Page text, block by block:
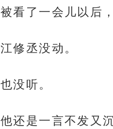
被看了一会儿以后
江修丞没动。
也没听。
他还是一言不发又